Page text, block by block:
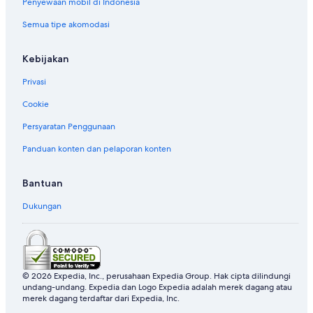
Rental mobil di Punta Cana
Rental mobil di Riviera Maya
Rental mobil Alamo Rent A Car di Colorado
Rental mobil Budget di Colorado
Rental mobil Enterprise di Colorado
Rental mobil Hertz di Colorado
Rental mobil Thrifty Car Rental di Colorado
Rental mobil Avis di Colorado
Semua tipe akomodasi
Kebijakan
Privasi
Cookie
Persyaratan Penggunaan
Panduan konten dan pelaporan konten
Bantuan
Dukungan
© 2026 Expedia, Inc., perusahaan Expedia Group. Hak cipta dilindungi
undang-undang. Expedia dan Logo Expedia adalah merek dagang atau
merek dagang terdaftar dari Expedia, Inc.